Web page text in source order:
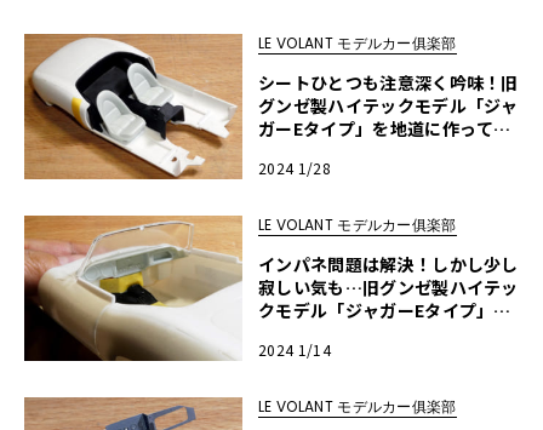
LE VOLANT モデルカー俱楽部
シートひとつも注意深く吟味！旧
グンゼ製ハイテックモデル「ジャ
ガーEタイプ」を地道に作ってみ
2024 1/28
LE VOLANT モデルカー俱楽部
インパネ問題は解決！しかし少し
寂しい気も…旧グンゼ製ハイテッ
クモデル「ジャガーEタイプ」を
2024 1/14
LE VOLANT モデルカー俱楽部